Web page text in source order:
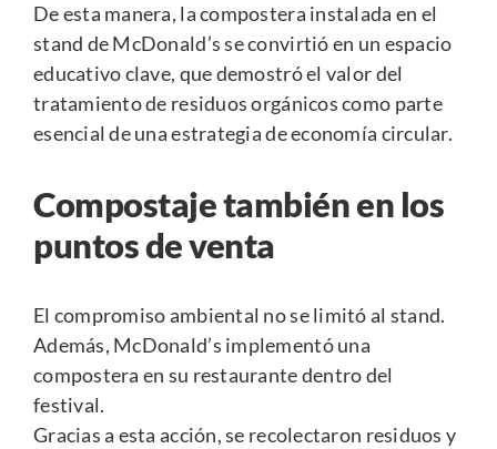
De esta manera, la compostera instalada en el
stand de McDonald’s se convirtió en un espacio
educativo clave, que demostró el valor del
tratamiento de residuos orgánicos como parte
esencial de una estrategia de economía circular.
Compostaje también en los
puntos de venta
El compromiso ambiental no se limitó al stand.
Además, McDonald’s implementó una
compostera en su restaurante dentro del
festival.
Gracias a esta acción, se recolectaron residuos y